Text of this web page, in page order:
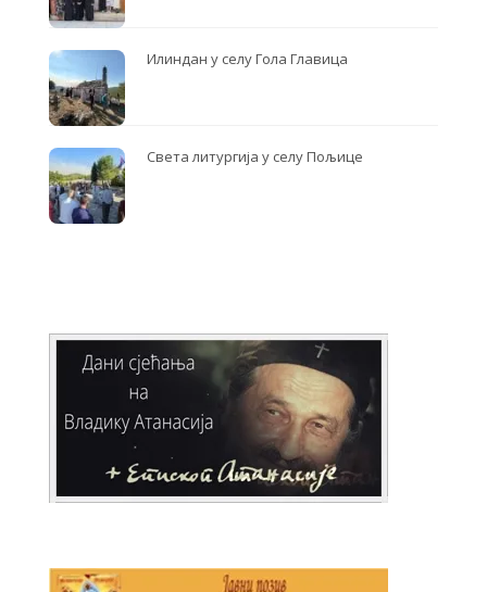
Илиндан у селу Гола Главица
Света литургија у селу Пољице